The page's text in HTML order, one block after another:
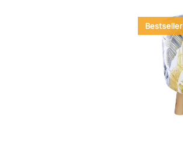
Bestseller